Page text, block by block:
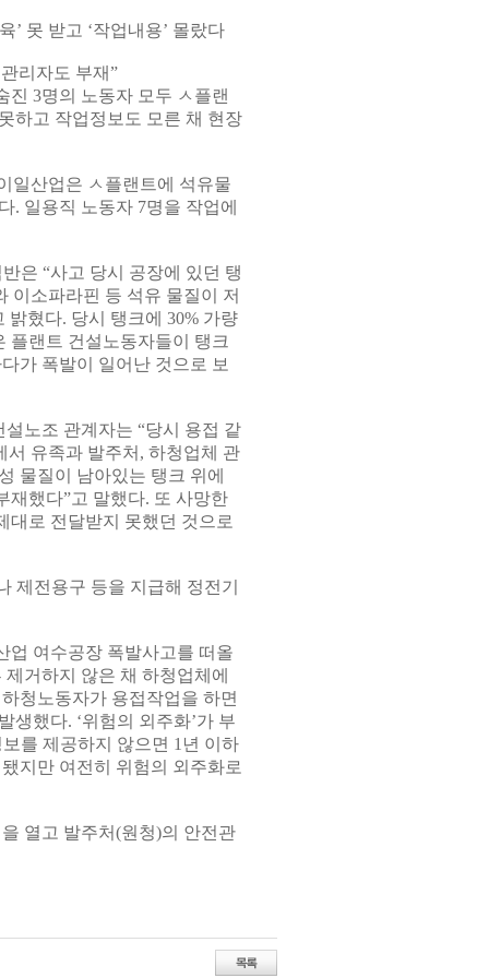
’ 못 받고 ‘작업내용’ 몰랐다
리자도 부재”
진 3명의 노동자 모두 ㅅ플랜
하고 작업정보도 모른 채 현장
일산업은 ㅅ플랜트에 석유물
. 일용직 노동자 7명을 작업에
은 “사고 당시 공장에 있던 탱
이소파라핀 등 석유 물질이 저
밝혔다. 당시 탱크에 30% 가량
플랜트 건설노동자들이 탱크
가 폭발이 일어난 것으로 보
노조 관계자는 “당시 용접 같
서 유족과 발주처, 하청업체 관
물질이 남아있는 탱크 위에
재했다”고 말했다. 또 사망한
대로 전달받지 못했던 것으로
제전용구 등을 지급해 정전기
업 여수공장 폭발사고를 떠올
거하지 않은 채 하청업체에
청노동자가 용접작업을 하면
생했다. ‘위험의 외주화’가 부
를 제공하지 않으면 1년 이하
지만 여전히 위험의 외주화로
열고 발주처(원청)의 안전관